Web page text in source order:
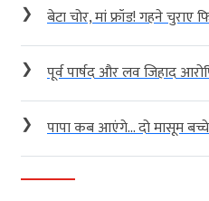
❯ बेटा चोर, मां फ्रॉड! गहने चुराए
❯ पूर्व पार्षद और लव जिहाद
❯ पापा कब आएंगे… दो मासूम